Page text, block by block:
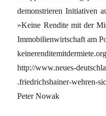
demonstrieren Initiativen
»Keine Rendite mit der
Immobilienwirtschaft am
keinerenditemitdermiete.org
http://www.neues-
.friedrichshainer-wehren-
Peter Nowak